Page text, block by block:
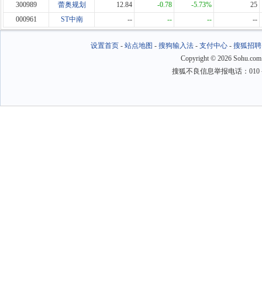
300989
蕾奥规划 12.84 -0.78 -5.73%
25
000961
ST中南 -- -- -- --
设置首页- 站点地图 - 搜狗输入法- 支付中心- 搜狐招聘
Copyright © 2026
搜狐不良信息举报电话：010